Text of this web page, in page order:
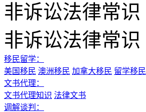
非诉讼法律常识
非诉讼法律常识
移民留学：
美国移民 澳洲移民 加拿大移民 留学移民
文书代理：
文书代理知识 法律文书
调解谈判：